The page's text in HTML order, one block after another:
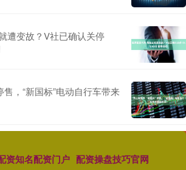
遭变故？V社已确认关停
售，“新国标”电动自行车带来
资知名配资门户 配资操盘技巧官网